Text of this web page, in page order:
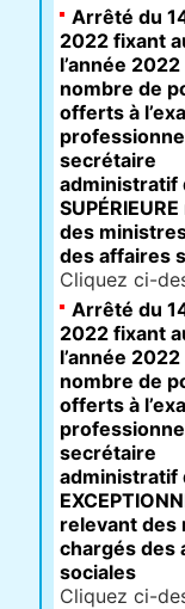
Arrêté du
2022 fixant
l’année 2022
nombre de
offerts à
secrétaire
administratif
des
des affaires
Cliquez ci-
Arrêté du
2022 fixant
l’année 2022
nombre de
offerts à
secrétaire
administratif
relevant des
chargés des
sociales
Cliquez ci-